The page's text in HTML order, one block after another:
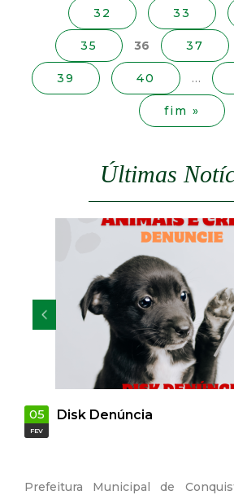
32 33
35 36 37
39 40 …
fim »
Últimas
05
FEV
Disk Denúncia
Prefeitura Municipal de